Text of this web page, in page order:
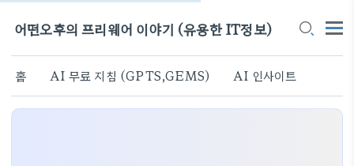
어떤오후의 프리웨어 이야기 (유용한 IT정보)
홈 AI 무료 지침 (GPTS,GEMS) AI 인사이트